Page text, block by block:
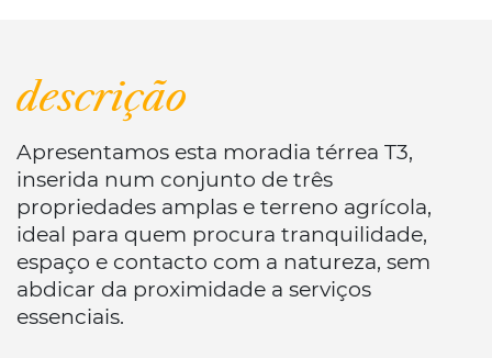
descrição
Apresentamos esta moradia térrea T3,
inserida num conjunto de três
propriedades amplas e terreno agrícola,
ideal para quem procura tranquilidade,
espaço e contacto com a natureza, sem
abdicar da proximidade a serviços
essenciais.